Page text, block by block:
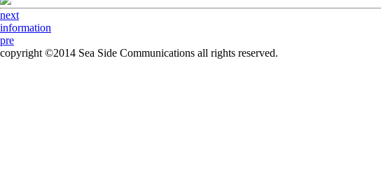
next
information
pre
copyright ©2014 Sea Side Communications all rights reserved.